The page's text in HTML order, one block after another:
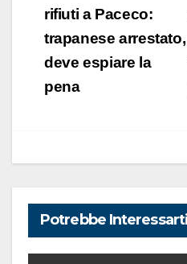
articoli
rifiuti a Paceco:
trapanese arrestato,
deve espiare la
pena
Potrebbe